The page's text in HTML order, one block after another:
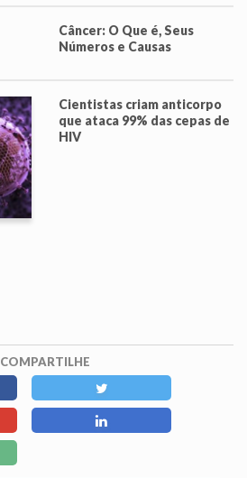
Câncer: O Que é, Seus
Números e Causas
Cientistas criam anticorpo
que ataca 99% das cepas de
HIV
COMPARTILHE